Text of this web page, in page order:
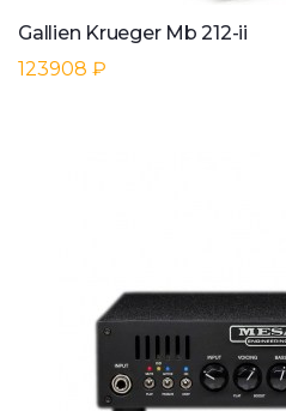
Gallien Krueger Mb 212-ii
123908 ₽